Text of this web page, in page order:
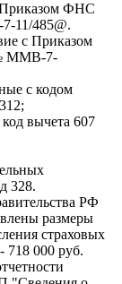
Приказом ФНС
11/485@.
с Приказом
№ ММВ-7-
с кодом
вычета 607
328.
РФ
размеры
страховых
000 руб.